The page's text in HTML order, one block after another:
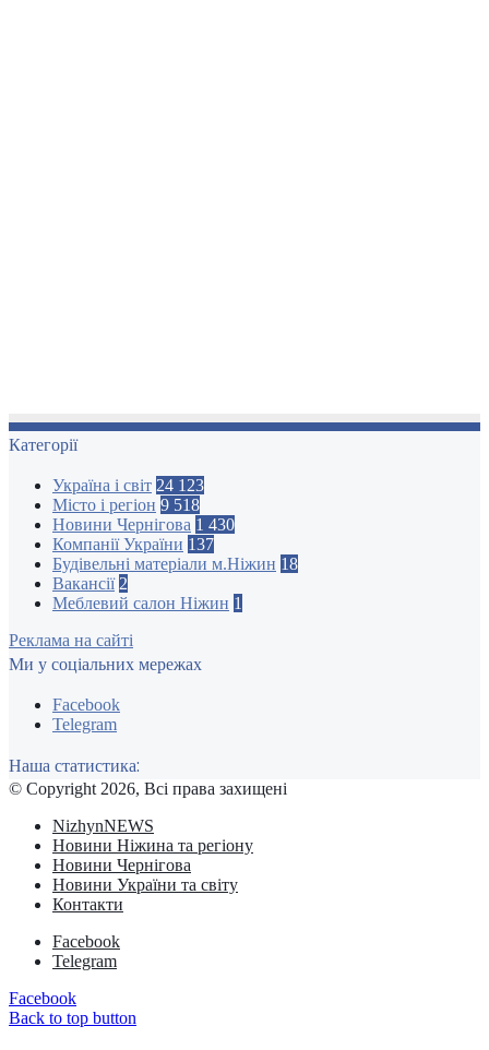
Категорії
Україна і світ 24 123
Місто і регіон 9 518
Новини Чернігова 1 430
Компанії України 137
Будівельні матеріали м.Ніжин 18
Вакансії 2
Меблевий салон Ніжин 1
Реклама на сайті
Ми у соціальних мережах
Facebook
Telegram
Наша статистика:
© Copyright 2026, Всі права захищені
NizhynNEWS
Новини Ніжина та регіону
Новини Чернігова
Новини України та світу
Контакти
Facebook
Telegram
Facebook
Back to top button